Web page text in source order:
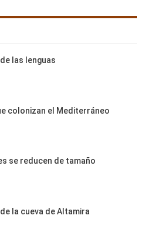
las lenguas
colonizan el Mediterráneo
se reducen de tamaño
la cueva de Altamira